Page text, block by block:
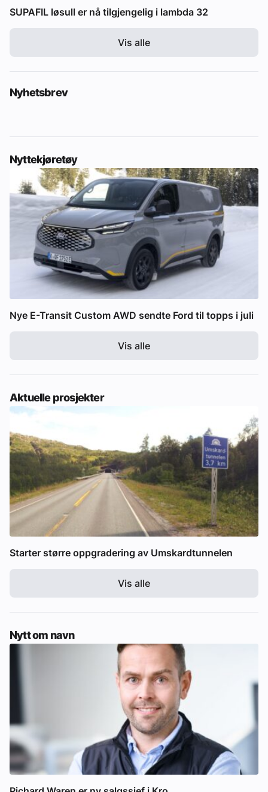
SUPAFIL løsull er nå tilgjengelig i lambda 32
Vis alle
Nyhetsbrev
Nyttekjøretøy
Nye E-Transit Custom AWD sendte Ford til topps i juli
Vis alle
Aktuelle prosjekter
Starter større oppgradering av Umskardtunnelen
Vis alle
Nytt om navn